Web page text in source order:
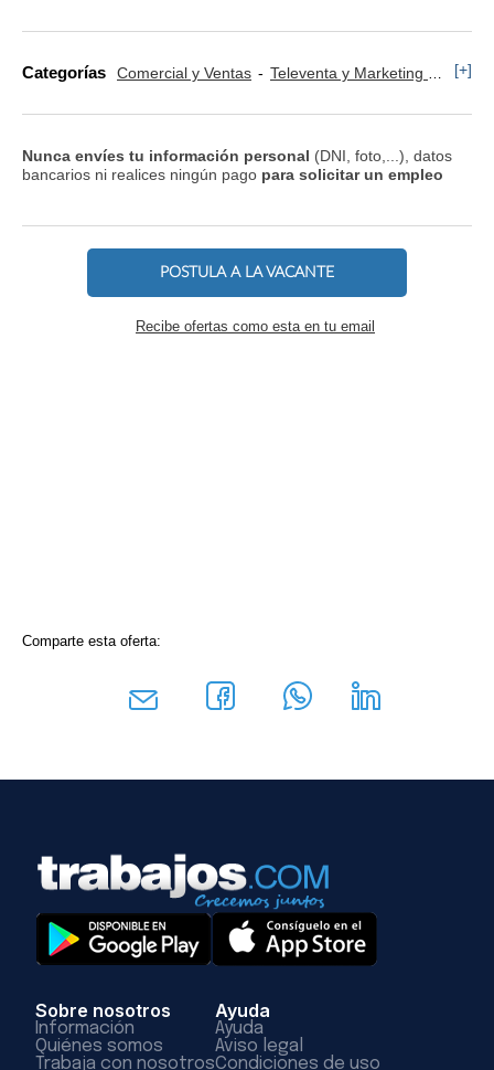
Categorías Comercial y Ventas Televenta y Marketing Telefónico [+]
Nunca envíes tu información personal (DNI, foto,...), datos
bancarios ni realices ningún pago para solicitar un empleo
POSTULA A LA VACANTE
Recibe ofertas como esta en tu email
Comparte esta oferta:
Sobre nosotros
Información
Quiénes somos
Trabaja con nosotros
Ayuda
Ayuda
Aviso legal
Condiciones de uso